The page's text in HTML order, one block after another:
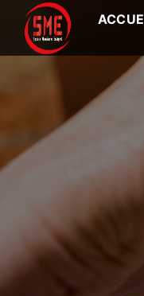
Panneau de gestion